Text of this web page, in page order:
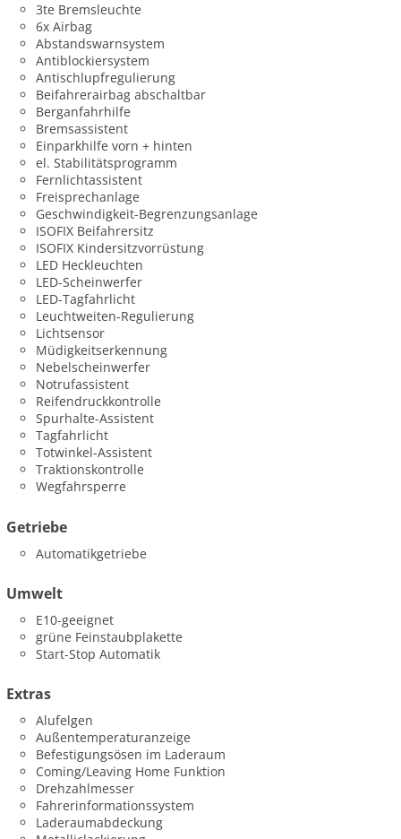
3te Bremsleuchte
6x Airbag
Abstandswarnsystem
Antiblockiersystem
Antischlupfregulierung
Beifahrerairbag abschaltbar
Berganfahrhilfe
Bremsassistent
Einparkhilfe vorn + hinten
el. Stabilitätsprogramm
Fernlichtassistent
Freisprechanlage
Geschwindigkeit-Begrenzungsanlage
ISOFIX Beifahrersitz
ISOFIX Kindersitzvorrüstung
LED Heckleuchten
LED-Scheinwerfer
LED-Tagfahrlicht
Leuchtweiten-Regulierung
Lichtsensor
Müdigkeitserkennung
Nebelscheinwerfer
Notrufassistent
Reifendruckkontrolle
Spurhalte-Assistent
Tagfahrlicht
Totwinkel-Assistent
Traktionskontrolle
Wegfahrsperre
Getriebe
Automatikgetriebe
Umwelt
E10-geeignet
grüne Feinstaubplakette
Start-Stop Automatik
Extras
Alufelgen
Außentemperaturanzeige
Befestigungsösen im Laderaum
Coming/Leaving Home Funktion
Drehzahlmesser
Fahrerinformationssystem
Laderaumabdeckung